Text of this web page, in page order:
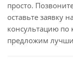
просто.
оставьте заявку
консультацию по
предложим